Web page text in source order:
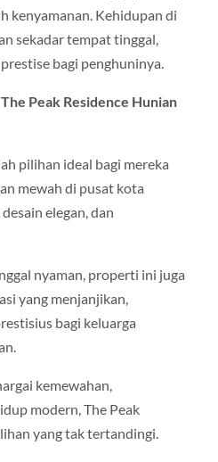
kenyamanan. Kehidupan di
sekadar tempat tinggal,
bagi penghuninya.
Peak Residence Hunian
pilihan ideal bagi mereka
mewah di pusat kota
elegan, dan
nyaman, properti ini juga
yang menjanjikan,
bagi keluarga
kemewahan,
modern, The Peak
yang tak tertandingi.